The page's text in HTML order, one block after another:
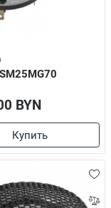
BYN
Купить